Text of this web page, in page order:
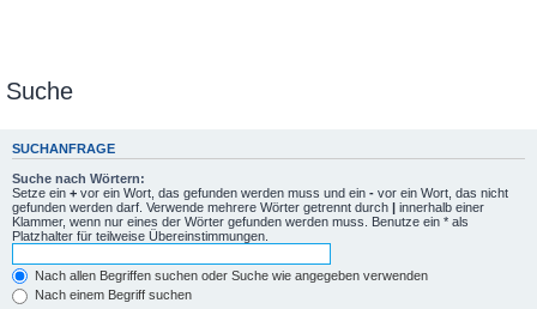
Suche
SUCHANFRAGE
Suche nach Wörtern:
Setze ein + vor ein Wort, das gefunden werden muss und ein - vor ein Wort, das nicht
gefunden werden darf. Verwende mehrere Wörter getrennt durch | innerhalb einer
Klammer, wenn nur eines der Wörter gefunden werden muss. Benutze ein * als
Platzhalter für teilweise Übereinstimmungen.
Nach allen Begriffen suchen oder Suche wie angegeben verwenden
Nach einem Begriff suchen